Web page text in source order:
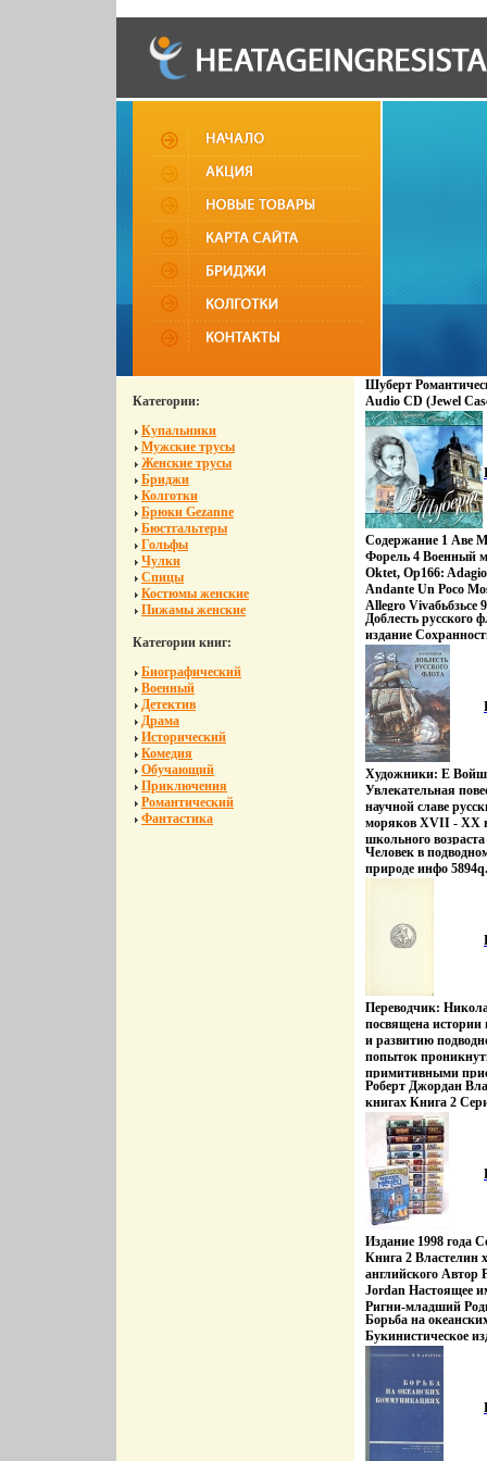
Категории:
Купальники
Мужские трусы
Женские трусы
Бриджи
Колготки
Брюки Gezanne
Бюстгальтеры
Гольфы
Чулки
Спицы
Костюмы женские
Пижамы женские
Категории книг:
Биографический
Военный
Детектив
Драма
Исторический
Комедия
Обучающий
Приключения
Романтический
Фантастика
Шуберт
Audio CD (Jewel
Квадро-Диск
Характеристики
Авторский
инфо 8139o.
Содержание 1 Аве
Форель 4 Военный
Oktet, Op166:
Andante Un Poco
Allegro Vivaбьбзьce
Oktet, Op166:
Op166: Andante
Музыкальный
(показать всех
Бикулова Мария
Козодов.
Доблесть русского
издание
Издательство:
Твердый переплет,
Тираж: 150000 экз
мм) инфо 8359p.
Художники: Е
Увлекательная
научной славе
моряков XVII - XX
школьного
Озерецкая.
Человек в
природе инфо 5894q.
Переводчик:
посвящена истории
и развитию
попыток
примитивными
античные
опусканий в
рассказывает об
аппаратов для
развитии
первых подводных
подводной
спелеологии, о
подводного спорта
создании техники,
смогли
Джеймс Даган
Роберт Джордан
книгах Книга 2
2524s.
Издание 1998 года
Книга 2 Властелин
английского Автор
Jordan Настоящее
Ригни-младший
Южная
самостоятельно
годам уже одолел
Южная Каролина
Борьба на
Букинистическое
Хорошая
инфо 8953t.